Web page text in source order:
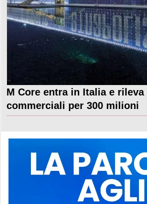
M Core entra in Italia e rileva
commerciali per 300 milioni